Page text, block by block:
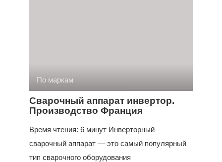
По маркам
Сварочный аппарат инвертор.
Производство Франция
Время чтения: 6 минут Инверторный
сварочный аппарат — это самый популярный
тип сварочного оборудования